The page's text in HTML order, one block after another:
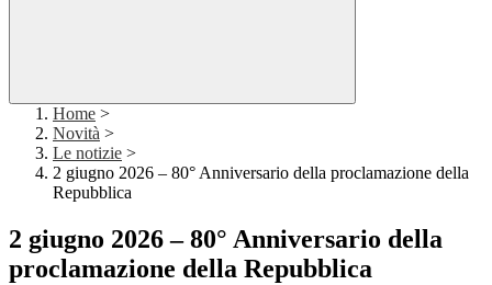
Home >
Novità >
Le notizie >
2 giugno 2026 – 80° Anniversario della proclamazione della
Repubblica
2 giugno 2026 – 80° Anniversario della
proclamazione della Repubblica